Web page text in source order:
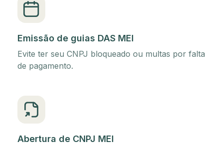
Emissão de guias DAS MEI
Evite ter seu CNPJ bloqueado ou multas por falta
de pagamento.
Abertura de CNPJ MEI